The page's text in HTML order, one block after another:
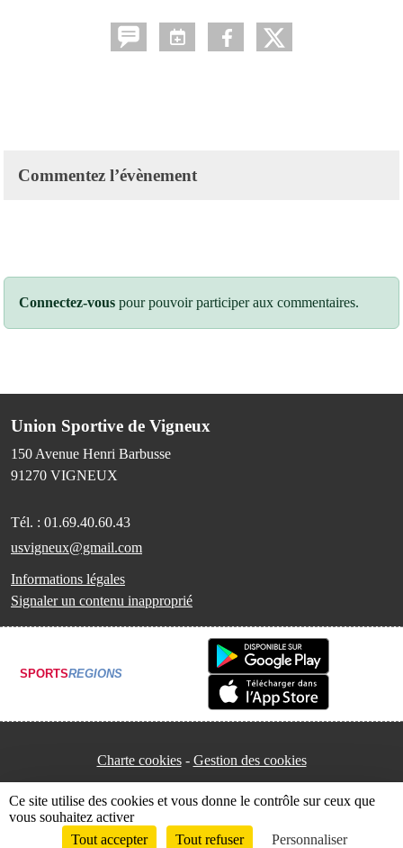
Commentez l’évènement
Connectez-vous pour pouvoir participer aux commentaires.
Union Sportive de Vigneux
150 Avenue Henri Barbusse
91270 VIGNEUX
Tél. : 01.69.40.60.43
usvigneux@gmail.com
Informations légales
Signaler un contenu inapproprié
SPORTSREGIONS
Charte cookies Gestion des cookies
Envie de participer ? Connexion
Ce site utilise des cookies et vous donne le contrôle sur ceux que
vous souhaitez activer
Tout accepter
Tout refuser Personnaliser